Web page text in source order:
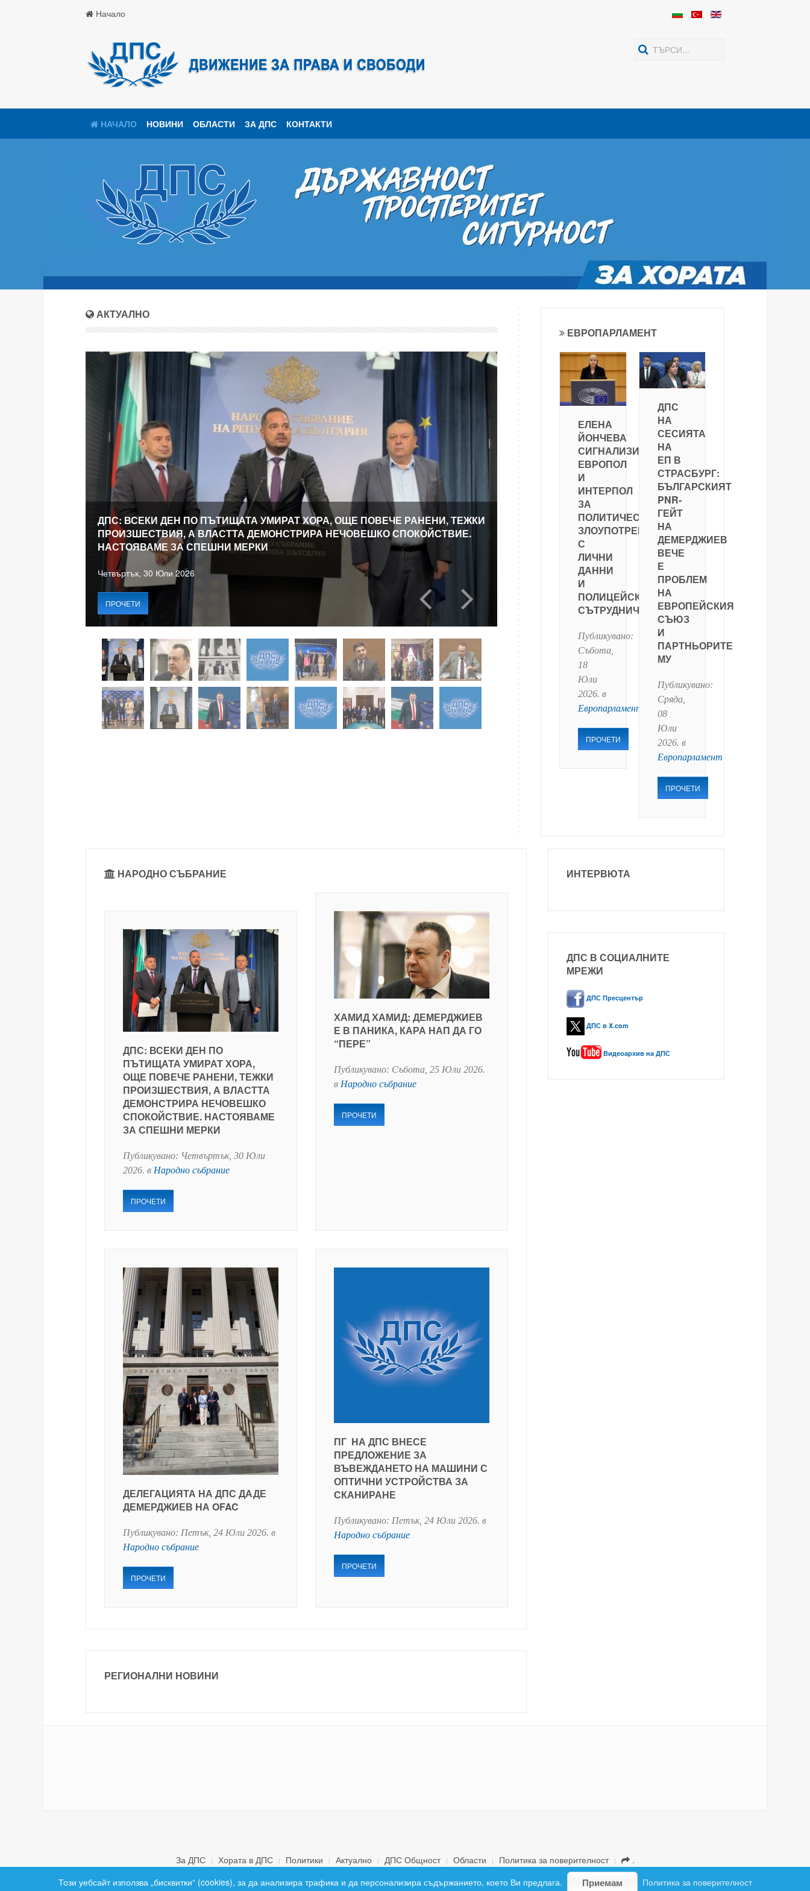
Начало
НАЧАЛО НОВИНИ ОБЛАСТИ ЗА ДПС КОНТАКТИ
АКТУАЛНО
ДПС: ВСЕКИ ДЕН ПО ПЪТИЩАТА УМИРАТ ХОРА, ОЩЕ ПОВЕЧЕ РАНЕНИ, ТЕЖКИ
ПРОИЗШЕСТВИЯ, А ВЛАСТТА ДЕМОНСТРИРА НЕЧОВЕШКО СПОКОЙСТВИЕ.
НАСТОЯВАМЕ ЗА СПЕШНИ МЕРКИ
Четвъртък, 30 Юли 2026
ПРОЧЕТИ
ЕВРОПАРЛАМЕНТ
ЕЛЕНА
ЙОНЧЕВА
СИГНАЛИЗИРА
ЕВРОПОЛ
И
ИНТЕРПОЛ
ЗА
ПОЛИТИЧЕСКА
ЗЛОУПОТРЕБА
С
ЛИЧНИ
ДАННИ
И
ПОЛИЦЕЙСКО
СЪТРУДНИЧЕСТВО
Публикувано:
Събота,
18
Юли
2026. в
Европарламент
ПРОЧЕТИ
ДПС
НА
СЕСИЯТА
НА
ЕП В
СТРАСБУРГ:
БЪЛГАРСКИЯТ
PNR-
ГЕЙТ
НА
ДЕМЕРДЖИЕВ
ВЕЧЕ
Е
ПРОБЛЕМ
НА
ЕВРОПЕЙСКИЯ
СЪЮЗ
И
ПАРТНЬОРИТЕ
МУ
Публикувано:
Сряда,
08
Юли
2026. в
Европарламент
ПРОЧЕТИ
НАРОДНО СЪБРАНИЕ
ДПС: ВСЕКИ ДЕН ПО
ПЪТИЩАТА УМИРАТ ХОРА,
ОЩЕ ПОВЕЧЕ РАНЕНИ, ТЕЖКИ
ПРОИЗШЕСТВИЯ, А ВЛАСТТА
ДЕМОНСТРИРА НЕЧОВЕШКО
СПОКОЙСТВИЕ. НАСТОЯВАМЕ
ЗА СПЕШНИ МЕРКИ
Публикувано: Четвъртък, 30 Юли
2026. в Народно събрание
ПРОЧЕТИ
ХАМИД ХАМИД: ДЕМЕРДЖИЕВ
Е В ПАНИКА, КАРА НАП ДА ГО
“ПЕРЕ”
Публикувано: Събота, 25 Юли 2026.
в Народно събрание
ПРОЧЕТИ
ДЕЛЕГАЦИЯТА НА ДПС ДАДЕ
ДЕМЕРДЖИЕВ НА OFAC
Публикувано: Петък, 24 Юли 2026. в
Народно събрание
ПРОЧЕТИ
ПГ НА ДПС ВНЕСЕ
ПРЕДЛОЖЕНИЕ ЗА
ВЪВЕЖДАНЕТО НА МАШИНИ С
ОПТИЧНИ УСТРОЙСТВА ЗА
СКАНИРАНЕ
Публикувано: Петък, 24 Юли 2026. в
Народно събрание
ПРОЧЕТИ
РЕГИОНАЛНИ НОВИНИ
ИНТЕРВЮТА
ДПС В СОЦИАЛНИТЕ
МРЕЖИ
ДПС Пресцентър
ДПС в X.com
Видеоархив на ДПС
За ДПС Хората в ДПС Политики Актуално ДПС Общност Области Политика за поверителност
.
Този уебсайт използва „бисквитки“ (cookies), за да анализира трафика и да персонализира съдържанието, което Ви предлага. Приемам Политика за поверителност